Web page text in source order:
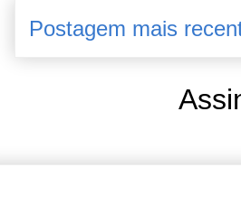
Postagem mais